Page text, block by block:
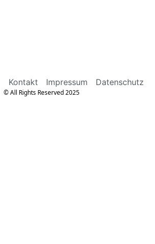
Kontakt Impressum Datenschutz
© All Rights Reserved 2025